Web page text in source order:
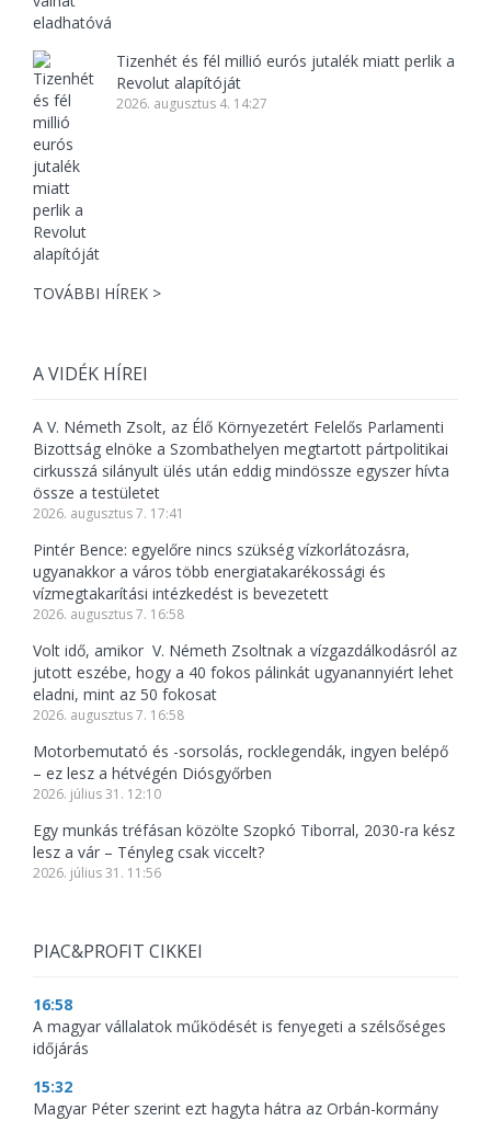
Tizenhét és fél millió eurós jutalék miatt perlik a
Revolut alapítóját
2026. augusztus 4. 14:27
TOVÁBBI HÍREK >
A VIDÉK HÍREI
A V. Németh Zsolt, az Élő Környezetért Felelős Parlamenti
Bizottság elnöke a Szombathelyen megtartott pártpolitikai
cirkusszá silányult ülés után eddig mindössze egyszer hívta
össze a testületet
2026. augusztus 7. 17:41
Pintér Bence: egyelőre nincs szükség vízkorlátozásra,
ugyanakkor a város több energiatakarékossági és
vízmegtakarítási intézkedést is bevezetett
2026. augusztus 7. 16:58
Volt idő, amikor V. Németh Zsoltnak a vízgazdálkodásról az
jutott eszébe, hogy a 40 fokos pálinkát ugyanannyiért lehet
eladni, mint az 50 fokosat
2026. augusztus 7. 16:58
Motorbemutató és -sorsolás, rocklegendák, ingyen belépő
– ez lesz a hétvégén Diósgyőrben
2026. július 31. 12:10
Egy munkás tréfásan közölte Szopkó Tiborral, 2030-ra kész
lesz a vár – Tényleg csak viccelt?
2026. július 31. 11:56
PIAC&PROFIT CIKKEI
16:58
A magyar vállalatok működését is fenyegeti a szélsőséges
időjárás
15:32
Magyar Péter szerint ezt hagyta hátra az Orbán-kormány